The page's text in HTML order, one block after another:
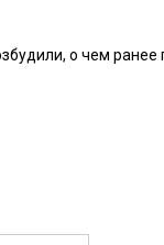
о чем ранее
что наделала!!
боятся!!